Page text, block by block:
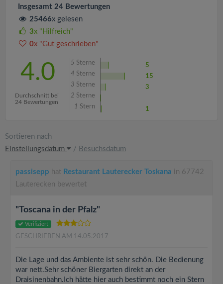
Insgesamt 24 Bewertungen
25466x gelesen
3x "Hilfreich"
0x "Gut geschrieben"
4.0
Durchschnitt bei
24 Bewertungen
5 Sterne
5
4 Sterne
15
3 Sterne
3
2 Sterne
1 Stern 1
Sortieren nach
Einstellungsdatum
/ Besuchsdatum
passisepp hat Restaurant Lauterecker Toskana in 67742
Lauterecken bewertet
"Toscana in der Pfalz"
Verifiziert
GESCHRIEBEN AM 14.05.2017
Die Lage und das Ambiente ist sehr schön. Die Bedienung
war nett.Sehr schöner Biergarten direkt an der
Draisinenbahn.Ich hätte hier auch bestimmt noch ein Stern
t
i